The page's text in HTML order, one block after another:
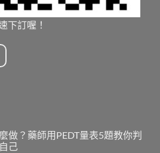
下訂喔！
做？藥師用PEDT量表5題教你判
己